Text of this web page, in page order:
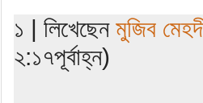
১ | লিখেছেন মুজিব
২:১৭পূর্বাহ্ন)